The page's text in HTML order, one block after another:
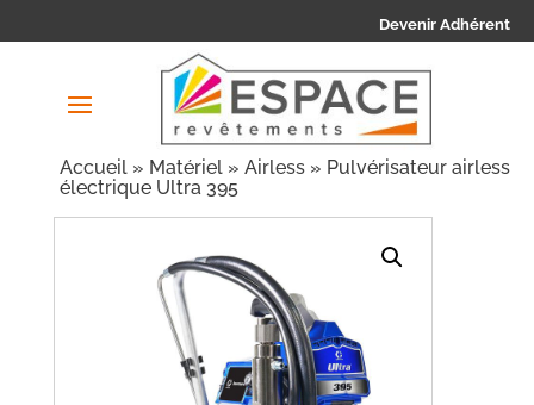
Devenir Adhérent
Accueil » Matériel » Airless » Pulvérisateur airless
électrique Ultra 395